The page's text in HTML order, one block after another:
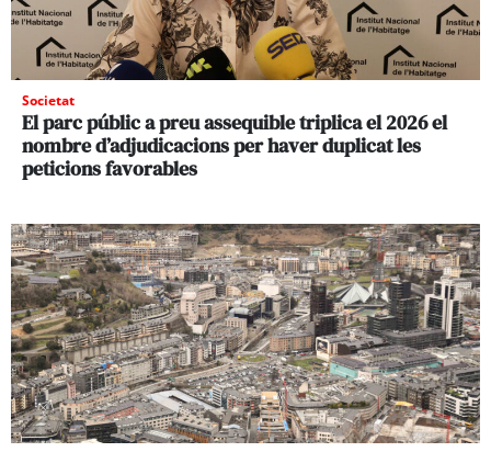
Societat
El parc públic a preu assequible triplica el 2026 el
nombre d’adjudicacions per haver duplicat les
peticions favorables